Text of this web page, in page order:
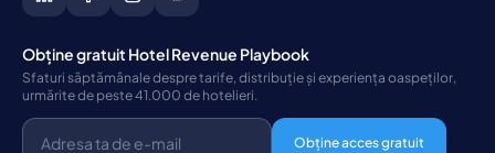
Obține gratuit Hotel Revenue Playbook
Sfaturi săptămânale despre tarife, distribuție și experiența oaspeților,
urmărite de peste 41.000 de hotelieri.
Obține acces gratuit